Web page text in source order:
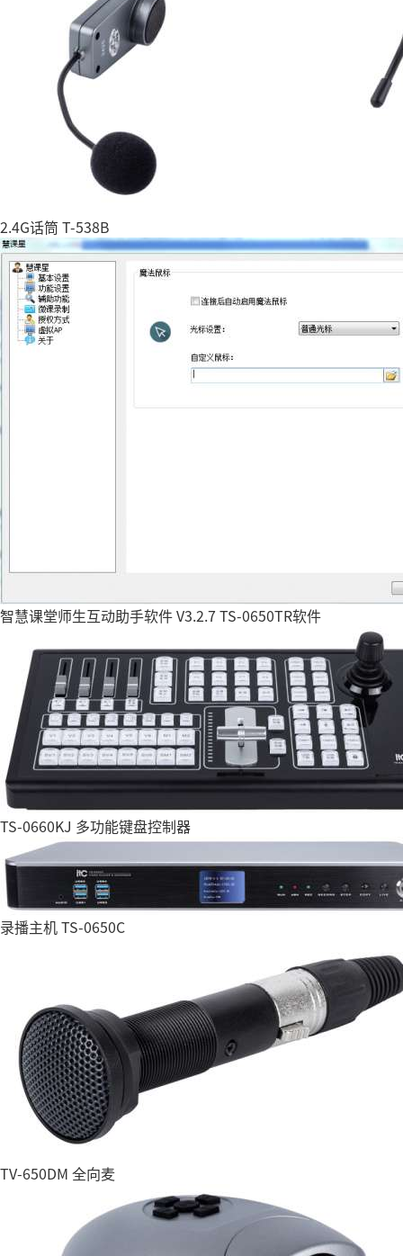
2.4G话筒 T-538B
智慧课堂师生互动助手软件 V3.2.7 TS-0650TR软件
TS-0660KJ 多功能键盘控制器
录播主机 TS-0650C
TV-650DM 全向麦